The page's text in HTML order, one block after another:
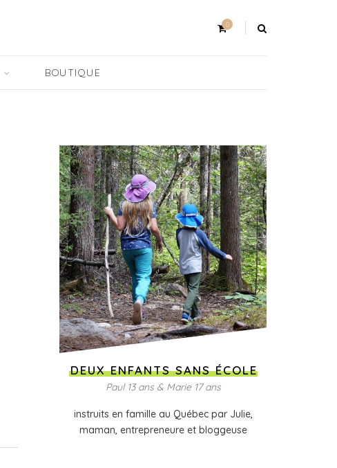
0
BOUTIQUE
DEUX ENFANTS SANS ÉCOLE
Paul 13 ans & Marie 17 ans
instruits en famille au Québec par Julie,
maman, entrepreneure et bloggeuse